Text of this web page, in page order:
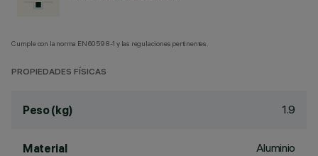
Cumple con la norma EN60598-1 y las regulaciones pertinentes.
PROPIEDADES FÍSICAS
Peso (kg) 1.9
Material Aluminio